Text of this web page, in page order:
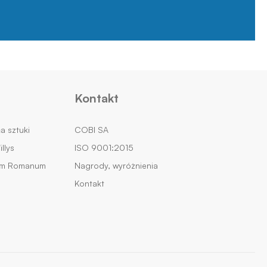
sztuki
Romanum
Kontakt
COBI SA
ISO 9001:2015
Nagrody, wyróżnienia
Kontakt